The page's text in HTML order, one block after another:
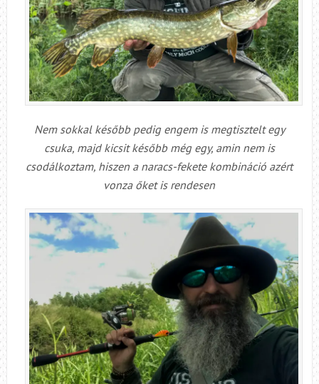
Nem sokkal később pedig engem is megtisztelt egy
csuka, majd kicsit később még egy, amin nem is
csodálkoztam, hiszen a naracs-fekete kombináció azért
vonza őket is rendesen